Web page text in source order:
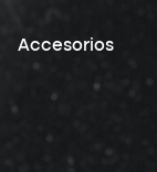
Accesorios